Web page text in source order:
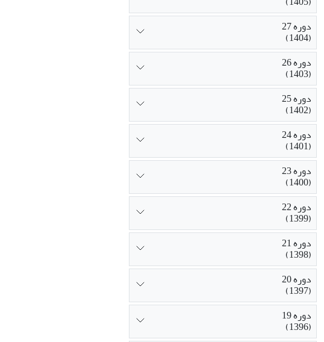
دوره 27
(1404)
دوره 26
(1403)
دوره 25
(1402)
دوره 24
(1401)
دوره 23
(1400)
دوره 22
(1399)
دوره 21
(1398)
دوره 20
(1397)
دوره 19
(1396)